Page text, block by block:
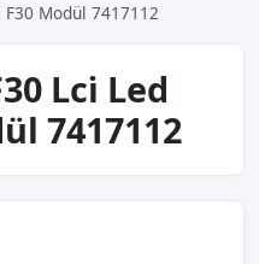
Modül 7417112
Lci̇ Led
7417112